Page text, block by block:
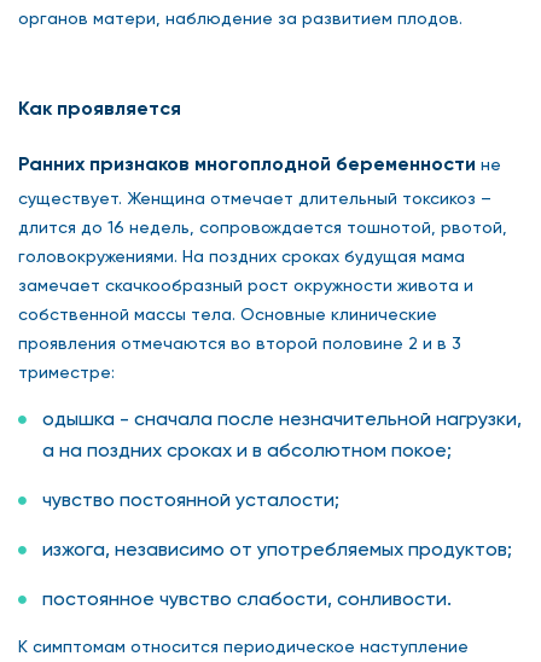
органов матери, наблюдение за развитием плодов.
Как проявляется
Ранних признаков многоплодной беременности не
существует. Женщина отмечает длительный токсикоз –
длится до 16 недель, сопровождается тошнотой, рвотой,
головокружениями. На поздних сроках будущая мама
замечает скачкообразный рост окружности живота и
собственной массы тела. Основные клинические
проявления отмечаются во второй половине 2 и в 3
триместре:
одышка - сначала после незначительной нагрузки,
а на поздних сроках и в абсолютном покое;
чувство постоянной усталости;
изжога, независимо от употребляемых продуктов;
постоянное чувство слабости, сонливости.
К симптомам относится периодическое наступление